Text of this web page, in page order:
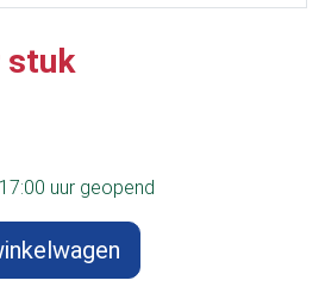
stuk
uur geopend